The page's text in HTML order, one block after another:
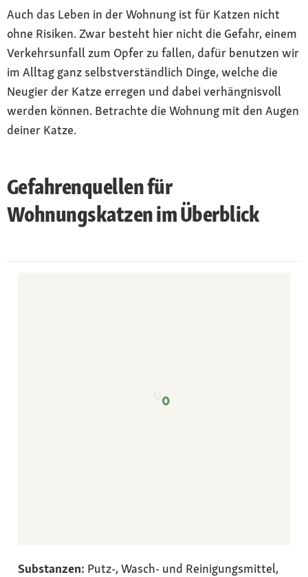
Auch das Leben in der Wohnung ist für Katzen nicht
ohne Risiken. Zwar besteht hier nicht die Gefahr, einem
Verkehrsunfall zum Opfer zu fallen, dafür benutzen wir
im Alltag ganz selbstverständlich Dinge, welche die
Neugier der Katze erregen und dabei verhängnisvoll
werden können. Betrachte die Wohnung mit den Augen
deiner Katze.
Gefahrenquellen für
Wohnungskatzen im Überblick
Substanzen: Putz-, Wasch- und Reinigungsmittel,